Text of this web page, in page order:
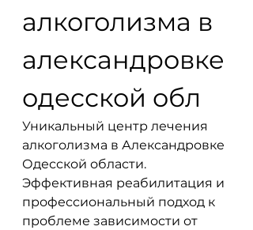
алкоголизма в
александровке
одесской обл
Уникальный центр лечения
алкоголизма в Александровке
Одесской области.
Эффективная реабилитация и
профессиональный подход к
проблеме зависимости от